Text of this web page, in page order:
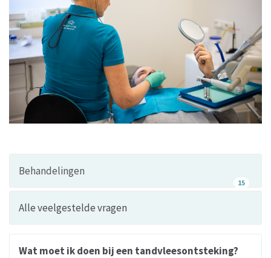
Behandelingen
15
Alle veelgestelde vragen
Wat moet ik doen bij een tandvleesontsteking?